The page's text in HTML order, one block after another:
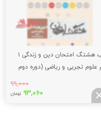
کتاب هشتگ امتحان دین و زندگی ۱
علوم تجربی و ریاضی (دوره دوم
۹۹,۰۰۰
قیمت
۹۳,۰۶۰ تومان